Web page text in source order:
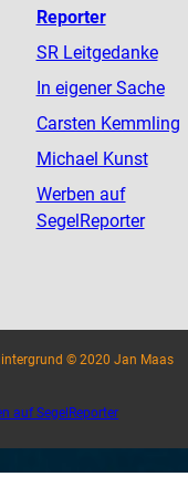
Reporter
SR Leitgedanke
In eigener Sache
Carsten Kemmling
Michael Kunst
Werben auf
SegelReporter
© 2020 Jan Maas
auf SegelReporter